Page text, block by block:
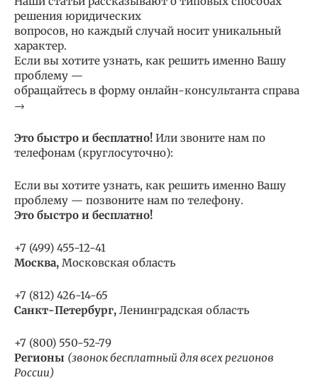
решения юридических
вопросов, но каждый случай носит уникальный
характер.
Если вы хотите узнать, как решить именно Вашу
проблему —
обращайтесь в форму онлайн-консультанта справа
→
Это быстро и бесплатно! Или звоните нам по
телефонам (круглосуточно):
Если вы хотите узнать, как решить именно Вашу
проблему — позвоните нам по телефону.
Это быстро и бесплатно!
+7 (499) 455-12-41
Москва, Московская область
+7 (812) 426-14-65
Санкт-Петербург, Ленинградская область
+7 (800) 550-52-79
Регионы (звонок бесплатный для всех регионов
России)